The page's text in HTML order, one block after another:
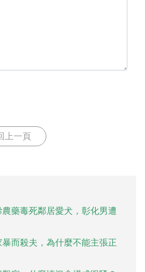
上一頁
農藥毒死鄰居愛犬，彰化男遭
暴而殺夫，為什麼不能主張正